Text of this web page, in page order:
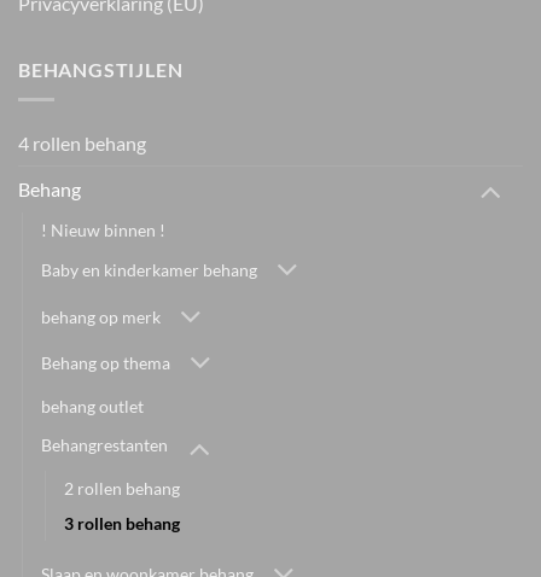
BEHANGSTIJLEN
4 rollen behang
Behang
! Nieuw binnen !
Baby en kinderkamer behang
behang op merk
Behang op thema
behang outlet
Behangrestanten
2 rollen behang
3 rollen behang